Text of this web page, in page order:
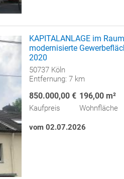
KAPITALANLAGE im
modernisierte
2020
50737 Köln
Entfernung: 7 km
850.000,00 €
Kaufpreis
196,00 m²
Wohnfläche
vom 02.07.2026